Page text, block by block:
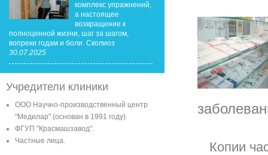
комплекс упражнений,
а настоящее
возвращение к
полноценной жизни, шаг за шагом,
вопреки годам и боли. Сколиоз
30.07.2025
Учредители клиники
ООО Научно-производственный центр
"Медилар" (основан в 1991 году).
ФГУП "Красмашзавод".
Частные лица.
Копии